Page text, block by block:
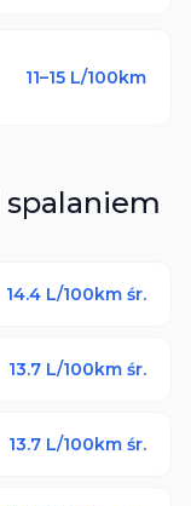
11–15 L/100km
spalaniem
14.4 L/100km śr.
13.7 L/100km śr.
13.7 L/100km śr.